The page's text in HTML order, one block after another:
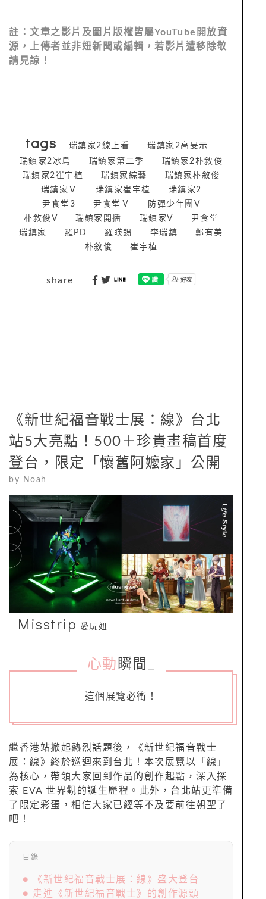
註：文章之影片及圖片版權皆屬YouTube 開放資
源，上傳者並非妞新聞或編輯，若影片遭移除敬
請見諒！
tags 瑞鎮家2線上看
瑞鎮家2高旻示
瑞鎮家2冰島
瑞鎮家第二季
瑞鎮家2朴敘俊
瑞鎮家2崔宇植
瑞鎮家綜藝
瑞鎮家朴敘俊
瑞鎮家Ｖ
瑞鎮家崔宇植
瑞鎮家2
尹食堂3
尹食堂Ｖ
防彈少年團V
朴敘俊V
瑞鎮家開播 瑞鎮家V
尹食堂
瑞鎮家
羅PD 羅䁐錫 李瑞鎮
鄭有美
朴敘俊
崔宇植
share
《新世紀福音戰士展：線》台北
站5大亮點！500＋珍貴畫稿首度
登台，限定「懷舊阿嬤家」公開
by Noah
Misstrip 愛玩妞
心動 瞬間
這個展覽必衝！
繼香港站掀起熱烈話題後，《新世紀福音戰士
展：線》終於巡迴來到台北！本次展覽以「線」
為核心，帶領大家回到作品的創作起點，深入探
索 EVA 世界觀的誕生歷程。此外，台北站更準備
了限定彩蛋，相信大家已經等不及要前往朝聖了
吧！
目錄
● 《新世紀福音戰士展：線》盛大登台
● 走進《新世紀福音戰士》的創作源頭